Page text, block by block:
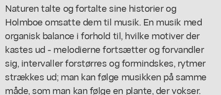
Naturen talte og fortalte sine historier og
Holmboe omsatte dem til musik. En musik med
organisk balance i forhold til, hvilke motiver der
kastes ud - melodierne fortsætter og forvandler
sig, intervaller forstørres og formindskes, rytmer
strækkes ud; man kan følge musikken på samme
måde, som man kan følge en plante, der vokser.